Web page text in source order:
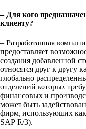
– Для кого
клиенту?
– Разработанная
предоставляет
создания добавленной
относятся друг к другу
глобально
отделений которых
финансовых и
может быть
фирм, использующих
SAP R/3).